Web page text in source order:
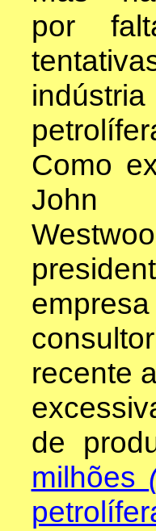
por
indústria
Como
John
recente
de
milhões